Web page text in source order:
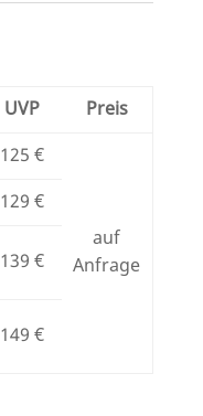
UVP
Preis
125 €
auf
Anfrage
129 €
139 €
149 €